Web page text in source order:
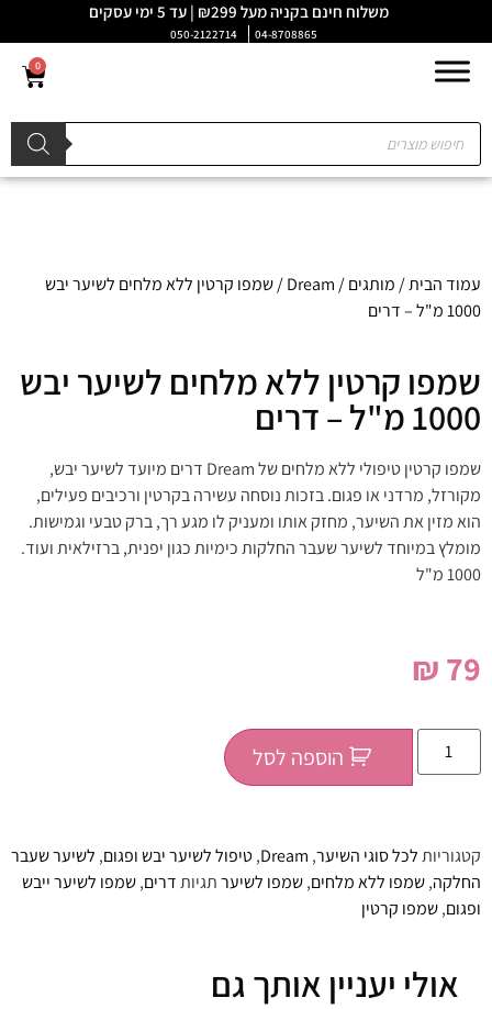
משלוח חינם בקניה מעל ₪299 | עד 5 ימי עסקים
04-8708865
050-2122714
0
עמוד הבית/מותגים/
Dream/ שמפו קרטין ללא מלחים לשיער יבש
1000 מ"ל – דרים
שמפו קרטין ללא מלחים לשיער יבש
1000 מ"ל – דרים
שמפו קרטין טיפולי ללא מלחים של Dream דרים מיועד לשיער יבש,
מקורזל, מרדני או פגום. בזכות נוסחה עשירה בקרטין ורכיבים פעילים,
הוא מזין את השיער, מחזק אותו ומעניק לו מגע רך, ברק טבעי וגמישות.
מומלץ במיוחד לשיער שעבר החלקות כימיות כגון יפנית, ברזילאית ועוד.
1000 מ"ל
₪ 79
הוספה לסל
קטגוריותלכל סוגי השיער,
Dream
,טיפול לשיער יבש ופגום,לשיער שעבר
החלקה,שמפו ללא מלחים,שמפו לשיערתגיותדרים,שמפו לשיער ייבש
ופגום,שמפו קרטין
אולי יעניין אותך גם